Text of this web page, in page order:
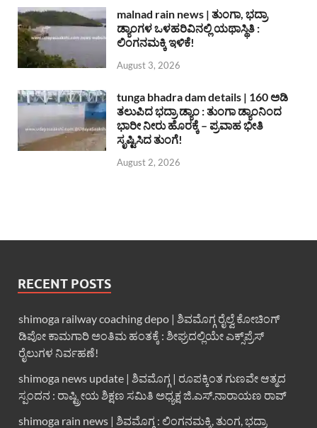
malnad rain news | ತುಂಗಾ, ಭದ್ರಾ
ಡ್ಯಾಂಗಳ ಒಳಹರಿವಿನಲ್ಲಿ ಯಥಾಸ್ಥಿತಿ :
ಲಿಂಗನಮಕ್ಕಿ ಇಳಿಕೆ!
August 3, 2026
tunga bhadra dam details | 160 ಅಡಿ
ತಲುಪಿದ ಭದ್ರಾ ಡ್ಯಾಂ : ತುಂಗಾ ಡ್ಯಾಂನಿಂದ
ಭಾರೀ ನೀರು ಹೊರಕ್ಕೆ – ಪ್ರವಾಹ ಭೀತಿ
ಸೃಷ್ಟಿಸಿದ ತುಂಗೆ!
August 2, 2026
RECENT POSTS
shimoga railway coaching depo | ಶಿವಮೊಗ್ಗ ರೈಲ್ವೆ ಕೋಚಿಂಗ್
ಡಿಪೋ ಕಾಮಗಾರಿ ಅಂತಿಮ ಹಂತಕ್ಕೆ : ಶೀಘ್ರದಲ್ಲಿಯೇ ಎಕ್ಸ್‌ಪ್ರೆಸ್
ರೈಲುಗಳ ನಿರ್ವಹಣೆ!
shimoga news update | ಶಿವಮೊಗ್ಗ | ರೂಪಕ್ಕಿಂತ ಗುಣವೇ ಆತ್ಮದ
ಸ್ಪಂದನ : ರಾಷ್ಟ್ರೀಯ ಶಿಕ್ಷಣ ಸಮಿತಿ ಅಧ್ಯಕ್ಷ ಜಿ.ಎಸ್.ನಾರಾಯಣ ರಾವ್
shimoga rain news | ಶಿವಮೊಗ್ಗ : ಲಿಂಗನಮಕ್ಕಿ, ತುಂಗ, ಭದ್ರಾ